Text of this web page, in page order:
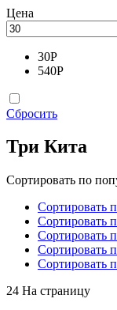
Цена
30Р
540Р
Сбросить
Три Кита
Сортировать по
Сортировать
Сортировать
Сортировать
Сортировать
Сортировать
24 На страницу